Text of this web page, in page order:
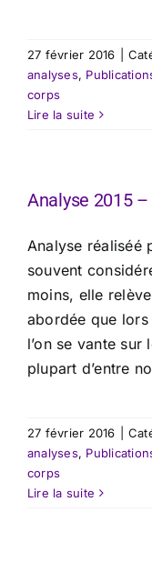
27 février 2016
analyses,
corps
Lire la suite
Analyse 2015
​Analyse réaliséé
souvent
moins, elle
abordée que
l’on se vante
plupart d’entre
27 février 2016
analyses,
corps
Lire la suite